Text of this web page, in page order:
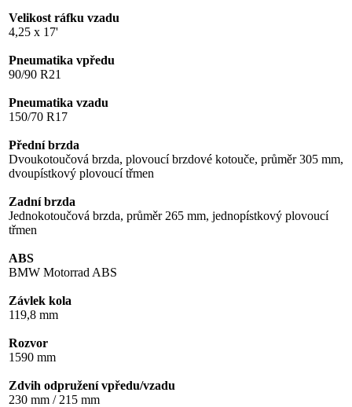
Velikost ráfku vzadu
4,25 x 17'
Pneumatika vpředu
90/90 R21
Pneumatika vzadu
150/70 R17
Přední brzda
Dvoukotoučová brzda, plovoucí brzdové kotouče, průměr 305 mm,
dvoupístkový plovoucí třmen
Zadní brzda
Jednokotoučová brzda, průměr 265 mm, jednopístkový plovoucí
třmen
ABS
BMW Motorrad ABS
Závlek kola
119,8 mm
Rozvor
1590 mm
Zdvih odpružení vpředu/vzadu
230 mm / 215 mm